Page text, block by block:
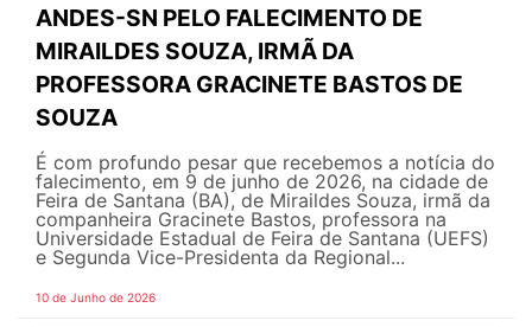
ANDES-SN PELO FALECIMENTO DE
MIRAILDES SOUZA, IRMÃ DA
PROFESSORA GRACINETE BASTOS DE
SOUZA
É com profundo pesar que recebemos a notícia do
falecimento, em 9 de junho de 2026, na cidade de
Feira de Santana (BA), de Miraildes Souza, irmã da
companheira Gracinete Bastos, professora na
Universidade Estadual de Feira de Santana (UEFS)
e Segunda Vice-Presidenta da Regional...
10 de Junho de 2026